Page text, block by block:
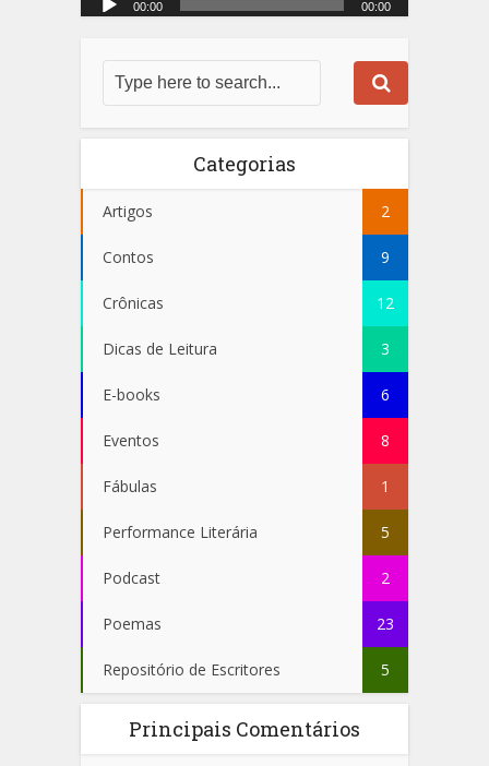
00:00 00:00
Categorias
Artigos 2
Contos 9
Crônicas 12
Dicas de Leitura 3
E-books 6
Eventos 8
Fábulas 1
Performance Literária 5
Podcast 2
Poemas 23
Repositório de Escritores 5
Principais Comentários